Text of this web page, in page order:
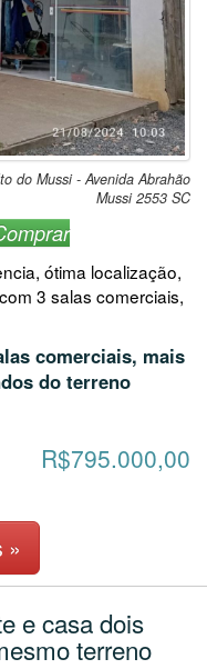
do Mussi - Avenida Abrahão
Mussi 2553 SC
ótima localização,
3 salas comerciais,
comerciais, mais
do terreno
R$795.000,00
»
e casa dois
terreno